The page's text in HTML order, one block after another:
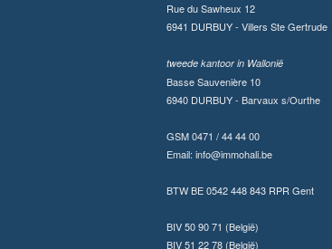
Rue du Sawheux 12
6941 DURBUY - Villers Ste Gertrude
tweede kantoor in Wallonië
Basse Sauvenière 10
6940 DURBUY - Barvaux s/Ourthe
GSM 0471 / 44 44 00
Email: info@immohali.be
BTW BE 0542 448 843 RPR Gent
BIV 50 90 71 (België)
BIV 51 22 78 (België)